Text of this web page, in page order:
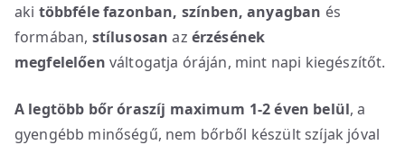
aki többféle fazonban, színben, anyagban és
formában, stílusosan az érzésének
megfelelően váltogatja óráján, mint napi kiegészítőt.
A legtöbb bőr óraszíj maximum 1-2 éven belül, a
gyengébb minőségű, nem bőrből készült szíjak jóval